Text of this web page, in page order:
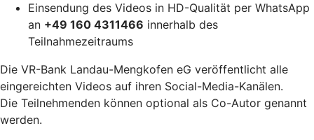
Einsendung des Videos in HD-Qualität per WhatsApp
an +49 160 4311466 innerhalb des
Teilnahmezeitraums
Die VR-Bank Landau-Mengkofen eG veröffentlicht alle
eingereichten Videos auf ihren Social-Media-Kanälen.
Die Teilnehmenden können optional als Co-Autor genannt
werden.